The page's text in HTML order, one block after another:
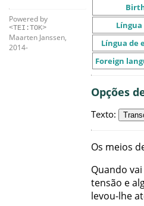
Powered by
<TEI:TOK>
Maarten Janssen,
2014-
Língua de
Foreign
Opções
Texto:
Os meios
Quando vai
tensão e
levou-lhe